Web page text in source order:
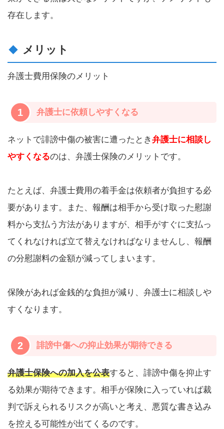
存在します。
メリット
弁護士費用保険のメリット
1 弁護士に依頼しやすくなる
ネットで誹謗中傷の被害に遭ったとき弁護士に相談し
やすくなるのは、弁護士保険のメリットです。
たとえば、弁護士費用の着手金は依頼者が負担する必
要があります。また、報酬は相手から受け取った慰謝
料から支払う方法がありますが、相手がすぐに支払っ
てくれなければ立て替えなければなりませんし、報酬
の分慰謝料の金額が減ってしまいます。
保険があれば金銭的な負担が減り、弁護士に相談しや
すくなります。
2 誹謗中傷への抑止効果が期待できる
弁護士保険への加入を公表すると、誹謗中傷を抑止す
る効果が期待できます。相手が保険に入っていれば裁
判で訴えられるリスクが高いと考え、悪質な書き込み
を控える可能性が出てくるのです。